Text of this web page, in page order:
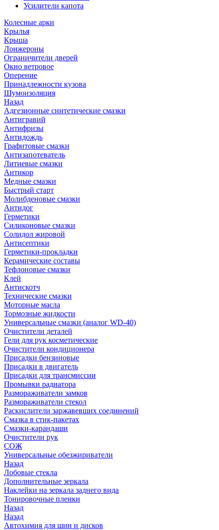
Усилители капота
Колесные арки
Крылья
Крыша
Лонжероны
Ограничители дверей
Окно ветровое
Оперение
Принадлежности кузова
Шумоизоляция
Назад
Адгезионные синтетические смазки
Антигравий
Антифризы
Антидождь
Графитовые смазки
Антизапотеватель
Литиевые смазки
Антикор
Медные смазки
Быстрый старт
Молибденовые смазки
Антидог
Герметики
Силиконовые смазки
Солидол жировой
Антисептики
Герметики-прокладки
Керамические составы
Тефлоновые смазки
Клей
Антискотч
Технические смазки
Моторные масла
Тормозные жидкости
Универсальные смазки (аналог WD-40)
Очистители деталей
Гели для рук косметические
Очистители кондиционера
Присадки бензиновые
Присадки в двигатель
Присадки для трансмиссии
Промывки радиатора
Размораживатели замков
Размораживатели стекол
Раскислители заржавевших соединений
Смазка в стик-пакетах
Смазки-карандаши
Очистители рук
СОЖ
Универсальные обезжириватели
Назад
Лобовые стекла
Дополнительные зеркала
Наклейки на зеркала заднего вида
Тонировочные пленки
Назад
Назад
Автохимия для шин и дисков